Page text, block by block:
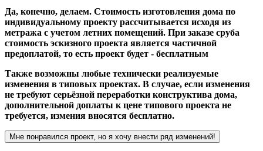
Да, конечно, делаем. Стоимость изготовления дома по
индивидуальному проекту рассчитывается исходя из
метража с учетом летних помещений. При заказе сруба
стоимость эскизного проекта является частичной
предоплатой, то есть проект будет - бесплатным
Также возможны любые технически реализуемые
изменения в типовых проектах. В случае, если изменения
не требуют серьёзной переработки конструктива дома,
дополнительной доплаты к цене типового проекта не
требуется, измения вносятся бесплатно.
Мне понравился проект, но я хочу внести ряд изменений!